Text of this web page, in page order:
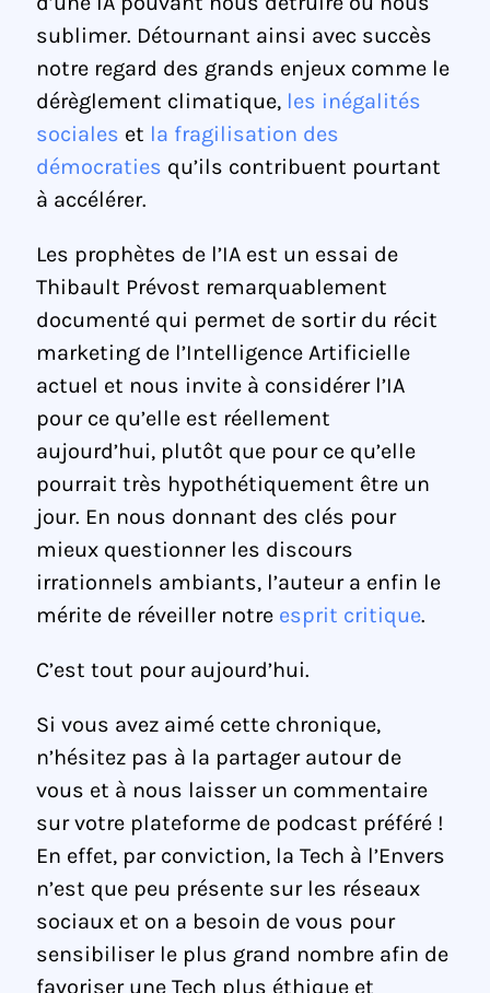
sublimer. Détournant ainsi avec succès
notre regard des grands enjeux comme le
dérèglement climatique, les inégalités
sociales et la fragilisation des
démocraties qu’ils contribuent pourtant
à accélérer.
Les prophètes de l’IA est un essai de
Thibault Prévost remarquablement
documenté qui permet de sortir du récit
marketing de l’Intelligence Artificielle
actuel et nous invite à considérer l’IA
pour ce qu’elle est réellement
aujourd’hui, plutôt que pour ce qu’elle
pourrait très hypothétiquement être un
jour. En nous donnant des clés pour
mieux questionner les discours
irrationnels ambiants, l’auteur a enfin le
mérite de réveiller notre esprit critique.
C’est tout pour aujourd’hui.
Si vous avez aimé cette chronique,
n’hésitez pas à la partager autour de
vous et à nous laisser un commentaire
sur votre plateforme de podcast préféré !
En effet, par conviction, la Tech à l’Envers
n’est que peu présente sur les réseaux
sociaux et on a besoin de vous pour
sensibiliser le plus grand nombre afin de
favoriser une Tech plus éthique et